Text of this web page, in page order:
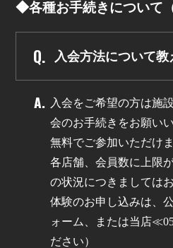
◆各種お手続きについて
入会方法について教
入会をご希望の方は施
会のお手続きをお願い
無料でご参加いただけま
各店舗、会員数に上限
の状況につきましては
体験のお申し込みは、
ォーム、または当店
ださい）